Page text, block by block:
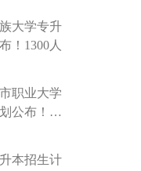
大学专升
！1300人
职业大学
公布！
本招生计